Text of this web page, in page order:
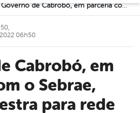
Governo de Cabrobó, em parceria com o Sebrae, realiza palestra para rede educacional do Município
o Sebrae,
para rede
06h50